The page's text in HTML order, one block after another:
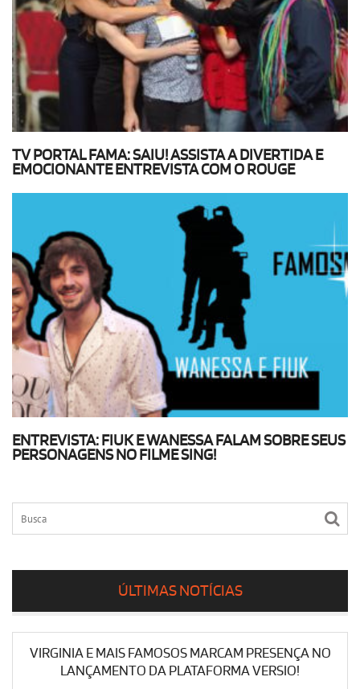
TV PORTAL FAMA: SAIU! ASSISTA A DIVERTIDA E
EMOCIONANTE ENTREVISTA COM O ROUGE
ENTREVISTA: FIUK E WANESSA FALAM SOBRE SEUS
PERSONAGENS NO FILME SING!
ÚLTIMAS NOTÍCIAS
VIRGINIA E MAIS FAMOSOS MARCAM PRESENÇA NO
LANÇAMENTO DA PLATAFORMA VERSIO!